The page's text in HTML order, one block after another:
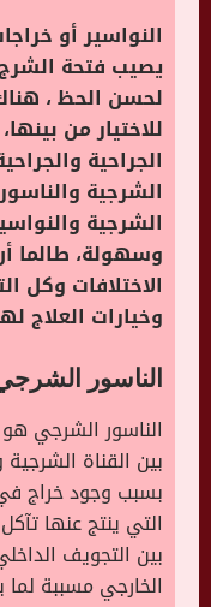
النواسير أو
يصيب فتحة
لحسن الحظ ،
للاختيار من
الجراحية
الشرجية
الشرجية
وسهولة، طالما
الاختلافات وكل
وخيارات العلاج
الناسور
الناسور الشرجي
بين القناة
بسبب وجود خراج
التي ينتج عنها
بين التجويف
الخارجي مسببة